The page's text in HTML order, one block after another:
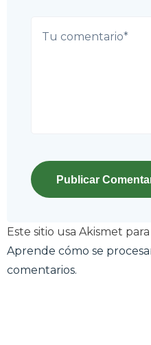
Publicar
Este sitio usa Akismet
Aprende cómo se
comentarios.